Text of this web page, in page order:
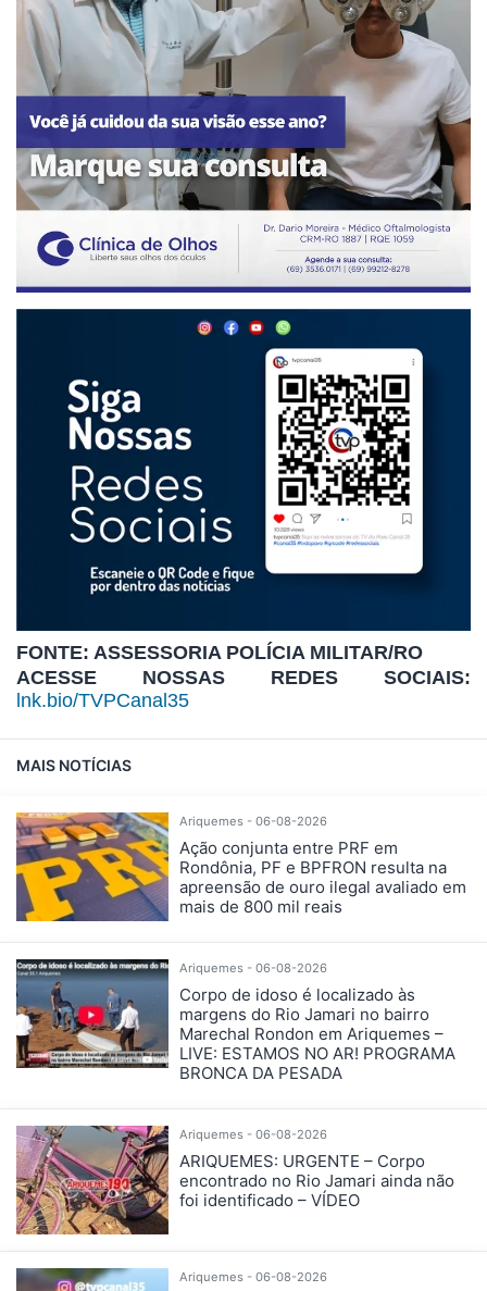
FONTE: ASSESSORIA POLÍCIA MILITAR/RO
ACESSE NOSSAS REDES SOCIAIS:
lnk.bio/TVPCanal35
MAIS NOTÍCIAS
Ariquemes - 06-08-2026
Ação conjunta entre PRF em
Rondônia, PF e BPFRON resulta na
apreensão de ouro ilegal avaliado em
mais de 800 mil reais
Ariquemes - 06-08-2026
Corpo de idoso é localizado às
margens do Rio Jamari no bairro
Marechal Rondon em Ariquemes –
LIVE: ESTAMOS NO AR! PROGRAMA
BRONCA DA PESADA
Ariquemes - 06-08-2026
ARIQUEMES: URGENTE – Corpo
encontrado no Rio Jamari ainda não
foi identificado – VÍDEO
Ariquemes - 06-08-2026